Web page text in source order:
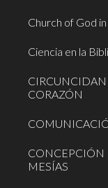
Church of God
Ciencia en la
CORAZÓN
CONCEPCIÓN
MESÍAS